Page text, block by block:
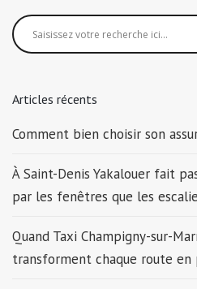
Articles récents
Comment bien choisir son
À Saint-Denis Yakalouer fait
par les fenêtres que les
Quand Taxi Champigny-sur-
transforment chaque route en